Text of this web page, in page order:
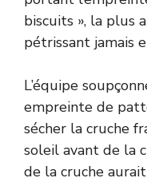
biscuits », la plus
pétrissant jamais
L’équipe
empreinte de
sécher la cruche
soleil avant de la
de la cruche